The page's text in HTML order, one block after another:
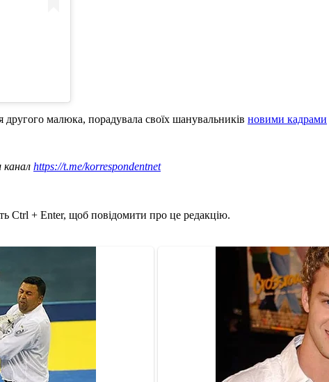
малюка, порадувала своїх шанувальників новими кадрами
канал https://t.me/korrespondentnet
Ctrl + Enter, щоб повідомити про це редакцію.